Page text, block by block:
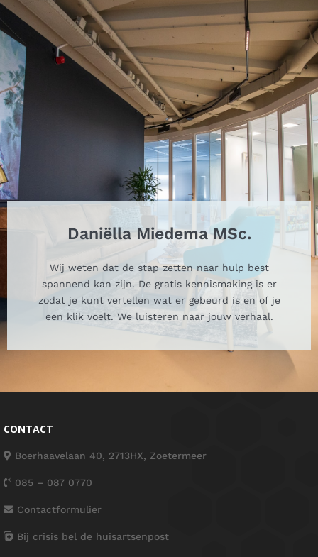
Daniëlla Miedema MSc.
Wij weten dat de stap zetten naar hulp best
spannend kan zijn. De gratis kennismaking is er
zodat je kunt vertellen wat er gebeurd is en of je
een klik voelt. We luisteren naar jouw verhaal.
CONTACT
Boerhaavelaan 40, 2713HX, Zoetermeer
085 – 087 0770
Contactformulier
Bij crisis bel de huisartsenpost